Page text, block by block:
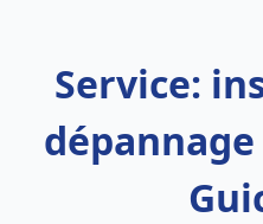
Service: